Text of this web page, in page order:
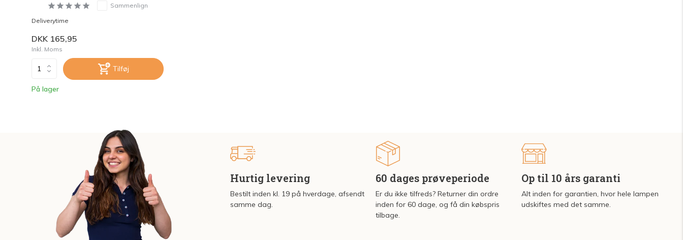
Sammenlign
Deliverytime
DKK 165,95
Inkl. Moms
Tilføj
På lager
Hurtig levering
Bestilt inden kl. 19 på hverdage, afsendt
samme dag.
60 dages prøveperiode
Er du ikke tilfreds? Returner din ordre
inden for 60 dage, og få din købspris
tilbage.
Op til 10 års garanti
Alt inden for garantien, hvor hele lampen
udskiftes med det samme.